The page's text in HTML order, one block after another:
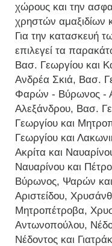
χώρους και την
χρηστών αμαξιδίων
Για την κατασκευή
επιλεγεί τα
Βασ. Γεωργίου και
Ανδρέα Σκιά, Βασ.
Φαρών - Βύρωνος -
Αλεξάνδρου, Βασ.
Γεωργίου και
Γεωργίου και
Ακρίτα και
Ναυαρίνου και
Βύρωνος, Ψαρών
Αριστείδου,
Μητροπέτροβα,
Αντωνοπούλου,
Νέδοντος και